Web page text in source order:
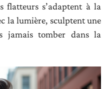
flatteurs s’adaptent à la
la lumière, sculptent une
jamais tomber dans la